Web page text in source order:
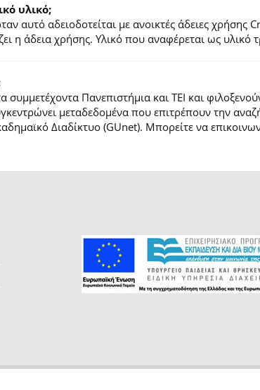
υλικό;
αυτό αδειοδοτείται με ανοικτές άδειες
η άδεια χρήσης. Υλικό που αναφέρεται ως υλικό
Πανεπιστήμια και ΤΕΙ και
μεταδεδομένα που επιτρέπουν την
Διαδίκτυο (GUnet). Μπορείτε να